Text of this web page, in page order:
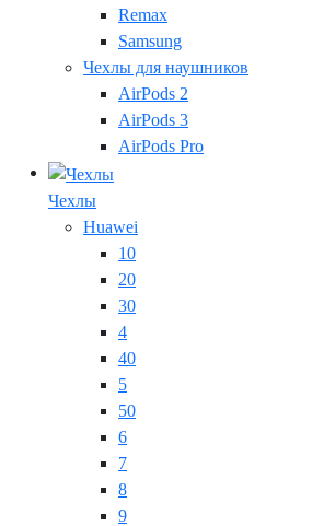
Remax
Samsung
Чехлы для наушников
AirPods 2
AirPods 3
AirPods Pro
Чехлы
Huawei
10
20
30
4
40
5
50
6
7
8
9